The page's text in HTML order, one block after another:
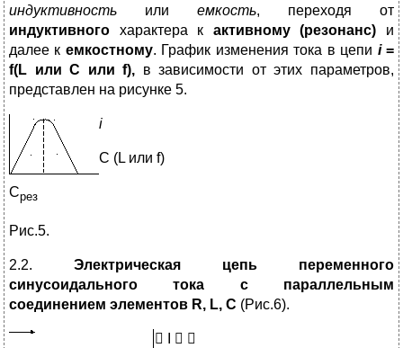
индуктивность или емкость, переходя от
индуктивного характера к активному (резонанс) и
далее к емкостному. График изменения тока в цепи i=
f(L или C или f), в зависимости от этих параметров,
представлен на рисунке 5.
i
С (L или f)
Cрез
Рис.5.
2.2. Электрическая цепь
переменного
синусоидального тока с
параллельным
соединением элементов R, L, C (Рис.6).
 I  